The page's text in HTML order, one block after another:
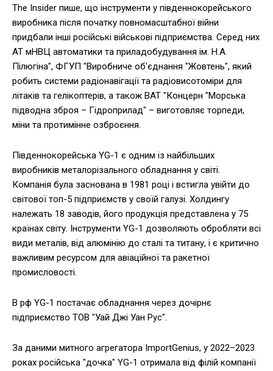
The Insider пише, що інструменти у південнокорейського
виробника після початку повномасштабної війни
придбали інші російські військові підприємства. Серед них
АТ мНВЦ автоматики та приладобудування ім. Н.А.
Пілюгіна", ФГУП "Виробниче об'єднання "Жовтень", який
робить системи радіонавігації та радіовисотоміри для
літаків та гелікоптерів, а також ВАТ "Концерн "Морська
підводна зброя – Гідроприлад" – виготовляє торпеди,
міни та протимінне озброєння.
Південнокорейська YG-1 є одним із найбільших
виробників металорізального обладнання у світі.
Компанія була заснована в 1981 році і встигла увійти до
світової топ-5 підприємств у своїй галузі. Холдингу
належать 18 заводів, його продукція представлена у 75
країнах світу. Інструменти YG-1 дозволяють обробляти всі
види металів, від алюмінію до сталі та титану, і є критично
важливим ресурсом для авіаційної та ракетної
промисловості.
В рф YG-1 постачає обладнання через дочірнє
підприємство ТОВ "Уай Джі Уан Рус".
За даними митного агрегатора ImportGenius, у 2022–2023
роках російська "дочка" YG-1 отримала від філій компанії